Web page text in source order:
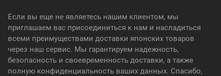
Если вы еще не являетесь нашим клиентом, мы
приглашаем вас присоединиться к нам и насладиться
всеми преимуществами доставки японских товаров
через наш сервис. Мы гарантируем надежность,
безопасность и своевременность доставки, а также
полную конфиденциальность ваших данных. Спасибо,